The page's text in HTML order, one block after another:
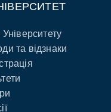
Університету
та відзнаки